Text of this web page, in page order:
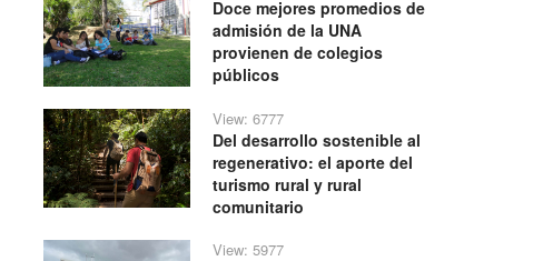
Doce mejores promedios de
admisión de la UNA
provienen de colegios
públicos
View: 6777
Del desarrollo sostenible al
regenerativo: el aporte del
turismo rural y rural
comunitario
View: 5977